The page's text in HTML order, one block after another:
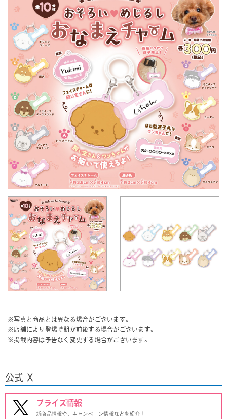
ツクラ
ブのカ
プセル
トイの
Xはこ
ちら
ツ・ク
ラブ
カプセ
ルトイ
メーカ
ーの人
（公
式）のI
nstag
ramは
こちら
※写真と商品とは異なる場合がございます。
※店舗により登場時期が前後する場合がございます。
※掲載内容は予告なく変更する場合がございます。
公式 X
プライズ情報
新商品情報や、キャンペーン情報などを紹介！